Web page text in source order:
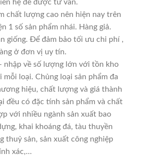
hệ để được tư vấn.
chất lượng cao nên hiện nay trên
1 số sản phẩm nhái. Hàng giả.
giống. Để đảm bảo tối ưu chi phí ,
ở đơn vị uy tín.
nhập về số lượng lớn với tồn kho
mỗi loại. Chủng loại sản phẩm đa
hiệu, chất lượng và giá thành
đều có đặc tính sản phẩm và chất
với nhiều ngành sản xuất bao
khai khoáng đá, tàu thuyền
thuỷ sản, sản xuất công nghiệp
xác,…